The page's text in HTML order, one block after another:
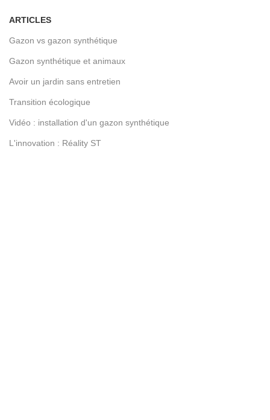
ARTICLES
Gazon vs gazon synthétique
Gazon synthétique et animaux
Avoir un jardin sans entretien
Transition écologique
Vidéo : installation d'un gazon synthétique
L'innovation : Réality ST